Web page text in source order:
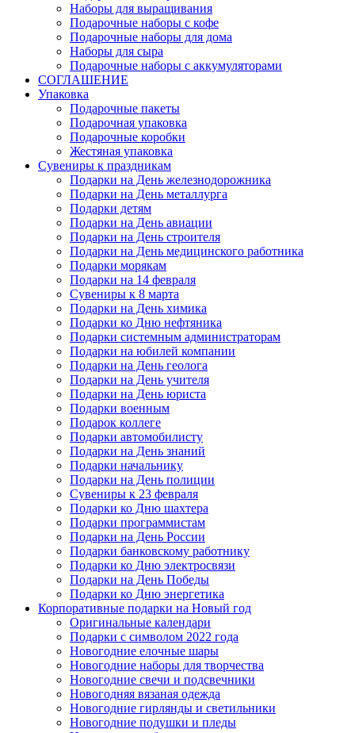
Наборы для выращивания
Подарочные наборы с кофе
Подарочные наборы для дома
Наборы для сыра
Подарочные наборы с аккумуляторами
СОГЛАШЕНИЕ
Упаковка
Подарочные пакеты
Подарочная упаковка
Подарочные коробки
Жестяная упаковка
Сувениры к праздникам
Подарки на День железнодорожника
Подарки на День металлурга
Подарки детям
Подарки на День авиации
Подарки на День строителя
Подарки на День медицинского работника
Подарки морякам
Подарки на 14 февраля
Сувениры к 8 марта
Подарки на День химика
Подарки ко Дню нефтяника
Подарки системным администраторам
Подарки на юбилей компании
Подарки на День геолога
Подарки на День учителя
Подарки на День юриста
Подарки военным
Подарок коллеге
Подарки автомобилисту
Подарки на День знаний
Подарки начальнику
Подарки на День полиции
Сувениры к 23 февраля
Подарки ко Дню шахтера
Подарки программистам
Подарки на День России
Подарки банковскому работнику
Подарки ко Дню электросвязи
Подарки на День Победы
Подарки ко Дню энергетика
Корпоративные подарки на Новый год
Оригинальные календари
Подарки с символом 2022 года
Новогодние елочные шары
Новогодние наборы для творчества
Новогодние свечи и подсвечники
Новогодняя вязаная одежда
Новогодние гирлянды и светильники
Новогодние подушки и пледы